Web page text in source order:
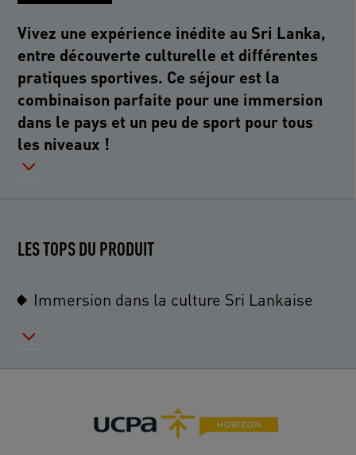
Vivez une expérience inédite au Sri Lanka,
entre découverte culturelle et différentes
pratiques sportives. Ce séjour est la
combinaison parfaite pour une immersion
dans le pays et un peu de sport pour tous
les niveaux !
LES TOPS DU PRODUIT
Immersion dans la culture Sri Lankaise